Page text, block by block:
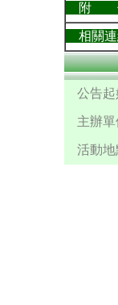
附
相關
公告
主辦
活動